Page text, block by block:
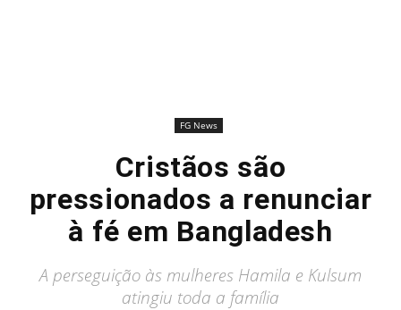
FG News
Cristãos são
pressionados a renunciar
à fé em Bangladesh
A perseguição às mulheres Hamila e Kulsum
atingiu toda a família